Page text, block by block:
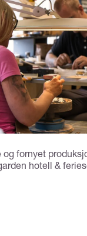
fornyet
hotell &